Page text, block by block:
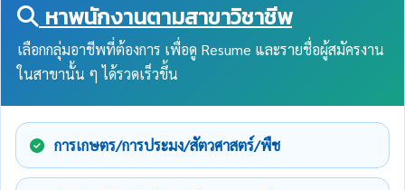
หาพนักงานตามสาขาวิชาชีพ
เลือกกลุ่มอาชีพที่ต้องการ เพื่อดู Resume และรายชื่อผู้สมัครงาน
ในสาขานั้น ๆ ได้รวดเร็วขึ้น
การเกษตร/การประมง/สัตวศาสตร์/พืช